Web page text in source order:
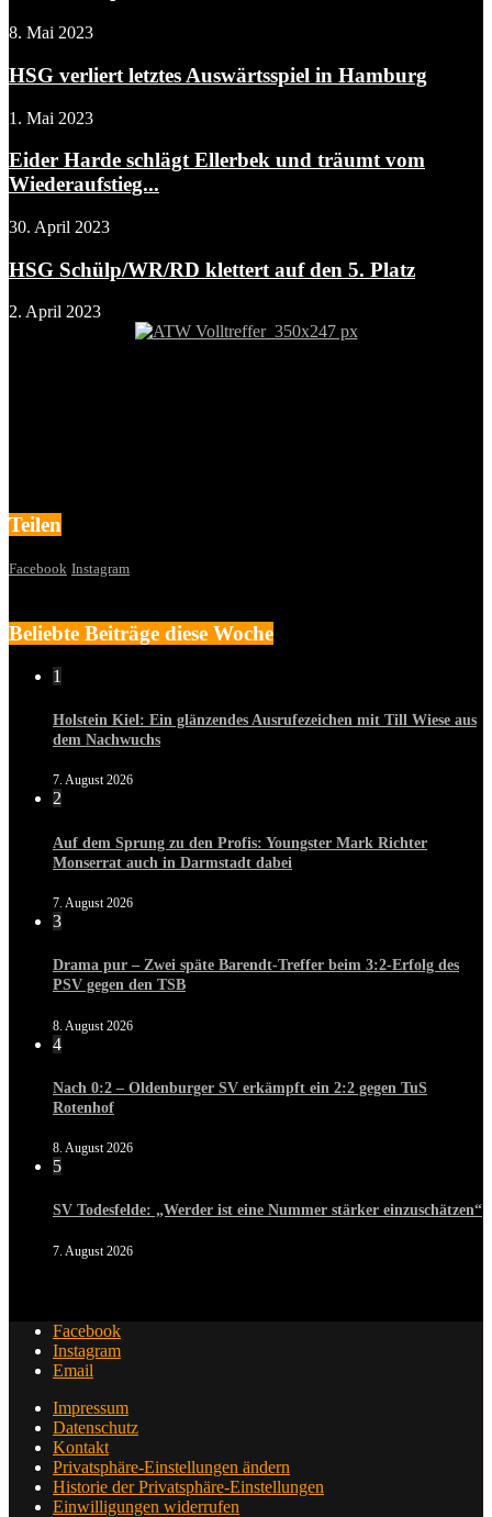
8. Mai 2023
HSG verliert letztes Auswärtsspiel in Hamburg
1. Mai 2023
Eider Harde schlägt Ellerbek und träumt vom
Wiederaufstieg...
30. April 2023
HSG Schülp/WR/RD klettert auf den 5. Platz
2. April 2023
Teilen
Facebook Instagram
Beliebte Beiträge diese Woche
1
Holstein Kiel: Ein glänzendes Ausrufezeichen mit Till Wiese aus
dem Nachwuchs
7. August 2026
2
Auf dem Sprung zu den Profis: Youngster Mark Richter
Monserrat auch in Darmstadt dabei
7. August 2026
3
Drama pur – Zwei späte Barendt-Treffer beim 3:2-Erfolg des
PSV gegen den TSB
8. August 2026
4
Nach 0:2 – Oldenburger SV erkämpft ein 2:2 gegen TuS
Rotenhof
8. August 2026
5
SV Todesfelde: „Werder ist eine Nummer stärker einzuschätzen“
7. August 2026
Facebook
Instagram
Email
Impressum
Datenschutz
Kontakt
Privatsphäre-Einstellungen ändern
Historie der Privatsphäre-Einstellungen
Einwilligungen widerrufen